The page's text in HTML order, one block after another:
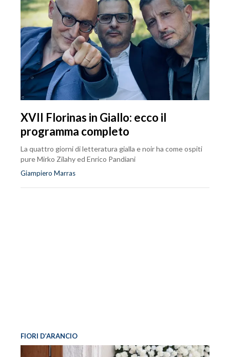
XVII Florinas in Giallo: ecco il
programma completo
La quattro giorni di letteratura gialla e noir ha come ospiti
pure Mirko Zilahy ed Enrico Pandiani
Giampiero Marras
FIORI D’ARANCIO